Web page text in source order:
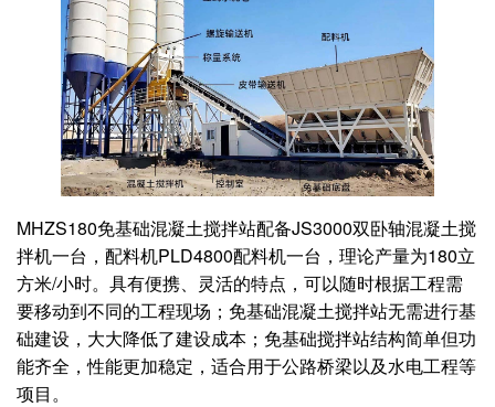
MHZS180免基础混凝土搅拌站配备JS3000双卧轴混凝土搅
拌机一台，配料机PLD4800配料机一台，理论产量为180立
方米/小时。具有便携、灵活的特点，可以随时根据工程需
要移动到不同的工程现场；免基础混凝土搅拌站无需进行基
础建设，大大降低了建设成本；免基础搅拌站结构简单但功
能齐全，性能更加稳定，适合用于公路桥梁以及水电工程等
项目。